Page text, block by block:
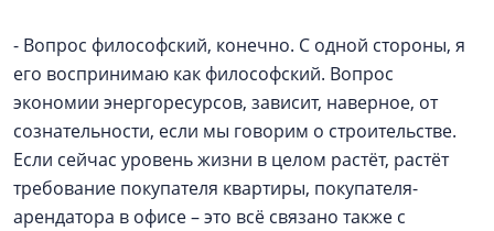
- Вопрос философский, конечно. С одной стороны, я
его воспринимаю как философский. Вопрос
экономии энергоресурсов, зависит, наверное, от
сознательности, если мы говорим о строительстве.
Если сейчас уровень жизни в целом растёт, растёт
требование покупателя квартиры, покупателя-
арендатора в офисе – это всё связано также с